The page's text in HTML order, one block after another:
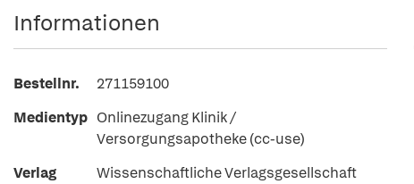
Informationen
Bestellnr.
271159100
Medientyp Onlinezugang Klinik /
Versorgungsapotheke (cc-use)
Verlag
Wissenschaftliche Verlagsgesellschaft